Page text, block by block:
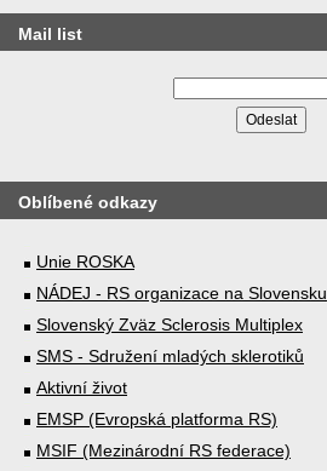
Mail list
Oblíbené odkazy
Unie ROSKA
NÁDEJ - RS organizace na Slovensku
Slovenský Zväz Sclerosis Multiplex
SMS - Sdružení mladých sklerotiků
Aktivní život
EMSP (Evropská platforma RS)
MSIF (Mezinárodní RS federace)